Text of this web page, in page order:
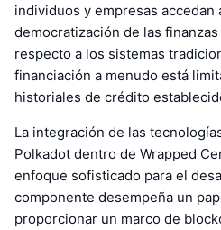
individuos y empresas accedan
democratización de las
respecto a los sistemas
financiación a menudo está
historiales de crédito
La integración de las
Polkadot dentro de Wrapped
enfoque sofisticado para el
componente desempeña un
proporcionar un marco de